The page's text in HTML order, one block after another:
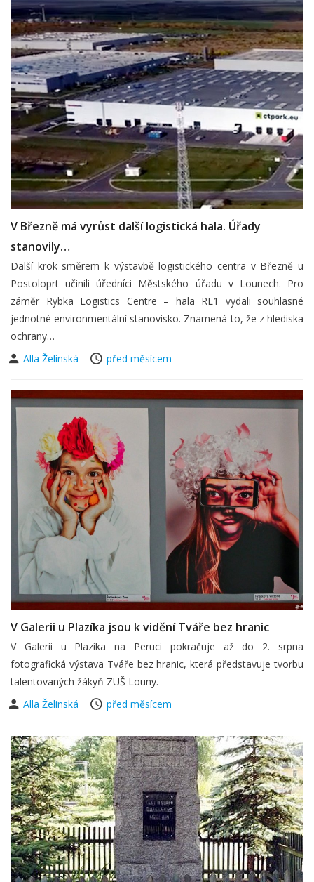
V Březně má vyrůst další logistická hala. Úřady
stanovily…
Další krok směrem k výstavbě logistického centra v Březně u
Postoloprt učinili úředníci Městského úřadu v Lounech. Pro
záměr Rybka Logistics Centre – hala RL1 vydali souhlasné
jednotné environmentální stanovisko. Znamená to, že z hlediska
ochrany…
Alla Želinská
před měsícem
V Galerii u Plazíka jsou k vidění Tváře bez hranic
V Galerii u Plazíka na Peruci pokračuje až do 2. srpna
fotografická výstava Tváře bez hranic, která představuje tvorbu
talentovaných žákyň ZUŠ Louny.
Alla Želinská
před měsícem